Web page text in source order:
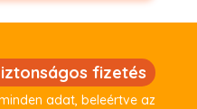
fizetés
adat, beleértve az